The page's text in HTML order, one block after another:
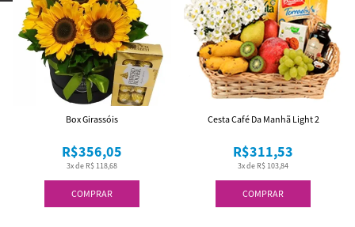
COMPRAR
3x de R$ 118,68
R$356,05
Box Girassóis
COMPRAR
3x de R$ 103,84
R$311,53
Cesta Café Da Manhã Light 2